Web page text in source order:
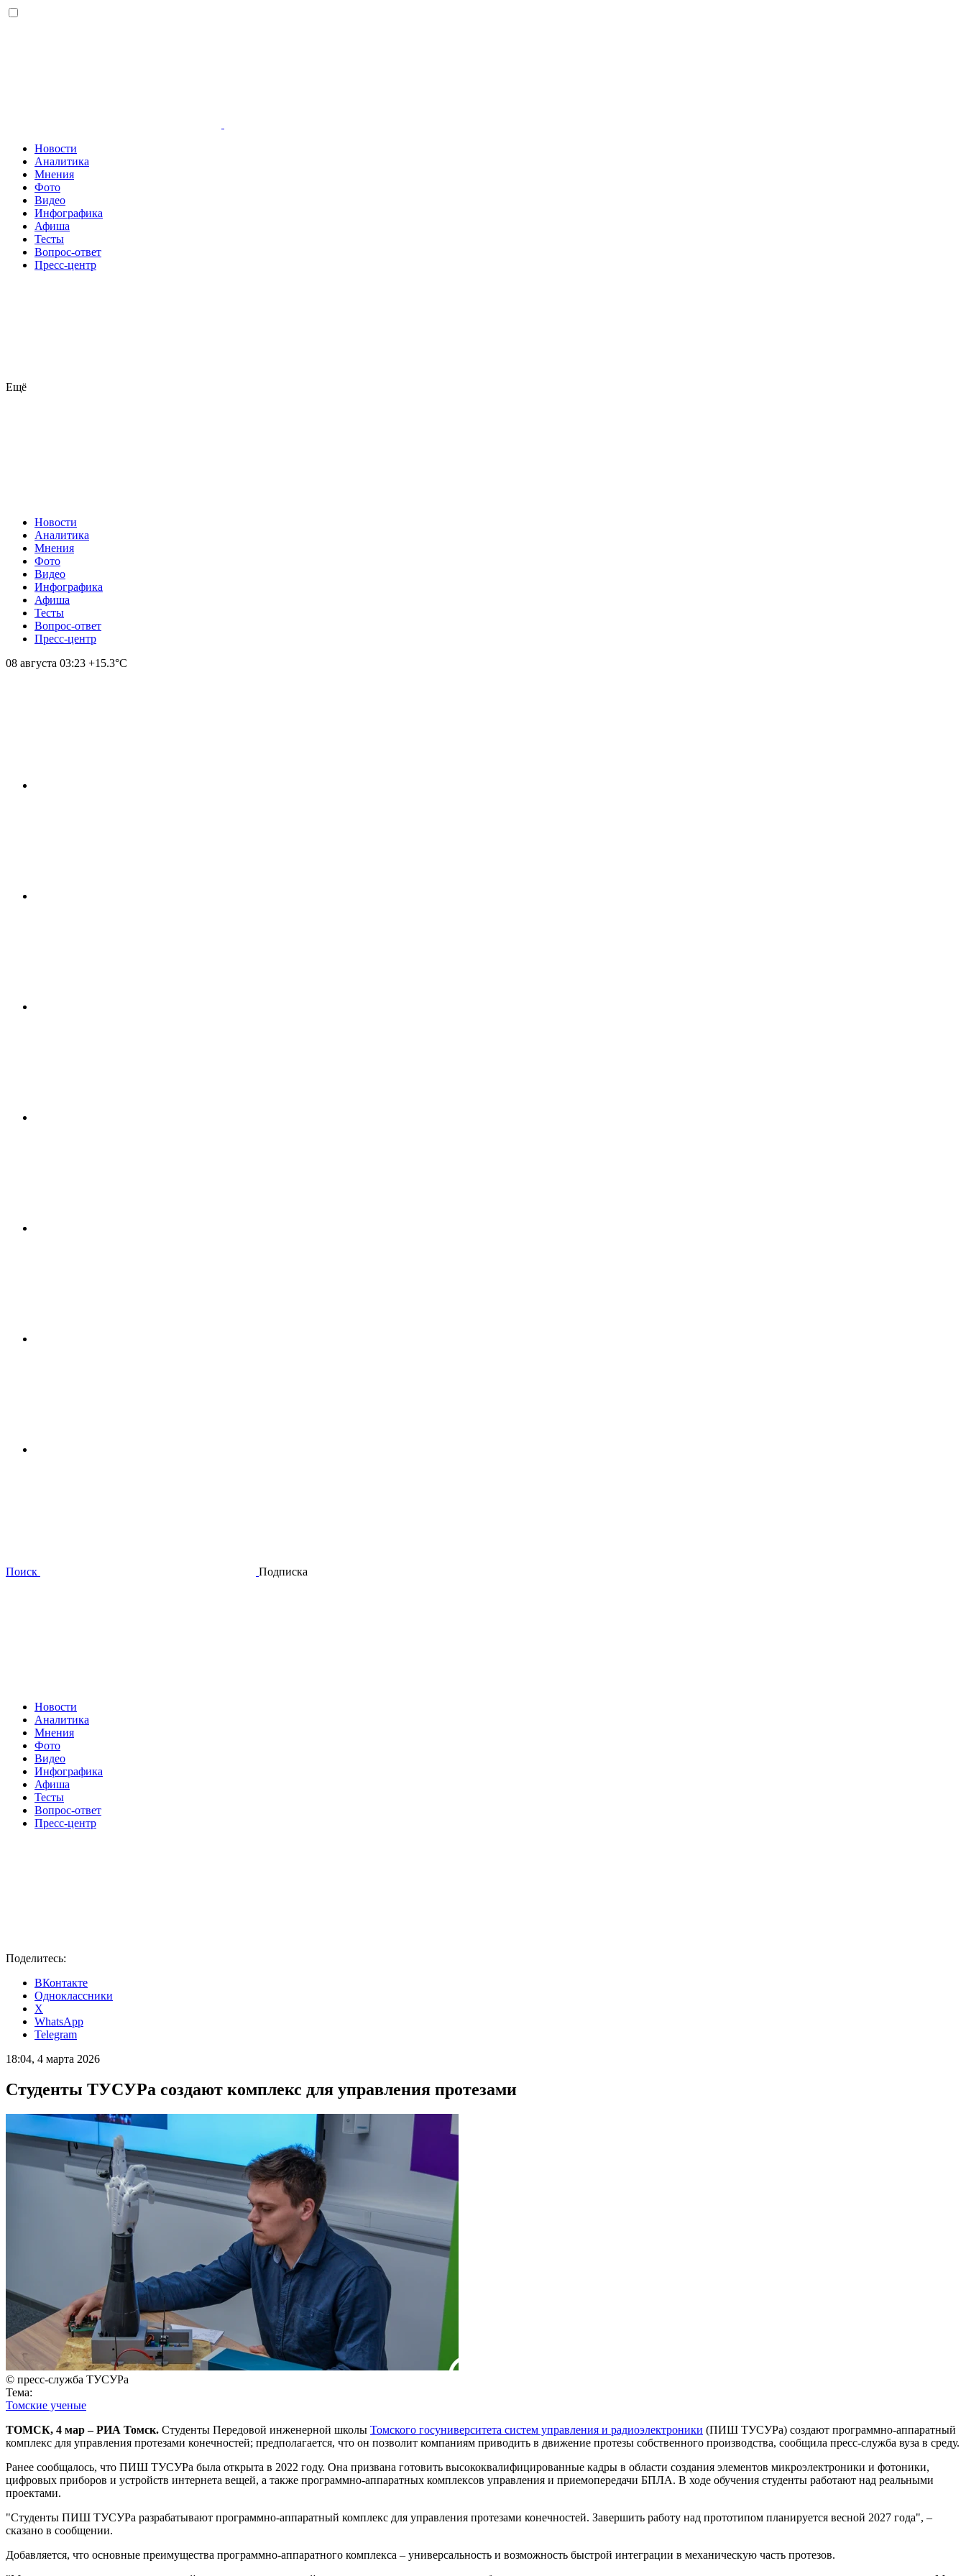
Новости
Аналитика
Мнения
Фото
Видео
Инфографика
Афиша
Тесты
Вопрос-ответ
Пресс-центр
Ещё
Новости
Аналитика
Мнения
Фото
Видео
Инфографика
Афиша
Тесты
Вопрос-ответ
Пресс-центр
08 августа 03:23 +15.3°С
Поиск Подписка
Новости
Аналитика
Мнения
Фото
Видео
Инфографика
Афиша
Тесты
Вопрос-ответ
Пресс-центр
Поделитесь:
ВКонтакте
Одноклассники
X
WhatsApp
Telegram
18:04, 4 марта 2026
Студенты ТУСУРа создают комплекс для управления протезами
© пресс-служба ТУСУРа
Тема:
Томские ученые
ТОМСК, 4 мар – РИА Томск. Студенты Передовой инженерной школы Томского госуниверситета систем управления и радиоэлектроники (ПИШ ТУСУРа) создают программно-аппаратный
комплекс для управления протезами конечностей; предполагается, что он позволит компаниям приводить в движение протезы собственного производства, сообщила пресс-служба вуза в среду.
Ранее сообщалось, что ПИШ ТУСУРа была открыта в 2022 году. Она призвана готовить высококвалифицированные кадры в области создания элементов микроэлектроники и фотоники,
цифровых приборов и устройств интернета вещей, а также программно-аппаратных комплексов управления и приемопередачи БПЛА. В ходе обучения студенты работают над реальными
проектами.
"Студенты ПИШ ТУСУРа разрабатывают программно-аппаратный комплекс для управления протезами конечностей. Завершить работу над прототипом планируется весной 2027 года", –
сказано в сообщении.
Добавляется, что основные преимущества программно-аппаратного комплекса – универсальность и возможность быстрой интеграции в механическую часть протезов.